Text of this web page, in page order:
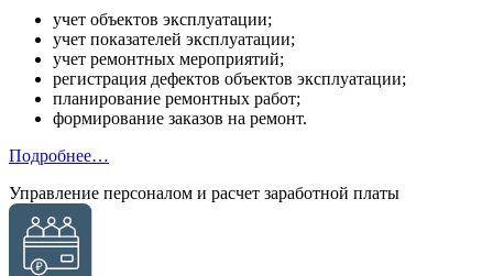
учет объектов эксплуатации;
учет показателей эксплуатации;
учет ремонтных мероприятий;
регистрация дефектов объектов эксплуатации;
планирование ремонтных работ;
формирование заказов на ремонт.
Подробнее…
Управление персоналом и расчет заработной платы